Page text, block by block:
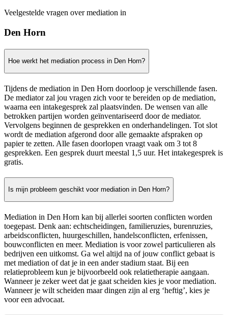
Veelgestelde vragen over mediation in
Den Horn
Hoe werkt het mediation process in Den Horn?
Tijdens de mediation in Den Horn doorloop je verschillende fasen.
De mediator zal jou vragen zich voor te bereiden op de mediation,
waarna een intakegesprek zal plaatsvinden. De wensen van alle
betrokken partijen worden geïnventariseerd door de mediator.
Vervolgens beginnen de gesprekken en onderhandelingen. Tot slot
wordt de mediation afgerond door alle gemaakte afspraken op
papier te zetten. Alle fasen doorlopen vraagt vaak om 3 tot 8
gesprekken. Een gesprek duurt meestal 1,5 uur. Het intakegesprek is
gratis.
Is mijn probleem geschikt voor mediation in Den Horn?
Mediation in Den Horn kan bij allerlei soorten conflicten worden
toegepast. Denk aan: echtscheidingen, familieruzies, burenruzies,
arbeidsconflicten, huurgeschillen, handelsconflicten, erfenissen,
bouwconflicten en meer. Mediation is voor zowel particulieren als
bedrijven een uitkomst. Ga wel altijd na of jouw conflict gebaat is
met mediation of dat je in een ander stadium staat. Bij een
relatieprobleem kun je bijvoorbeeld ook relatietherapie aangaan.
Wanneer je zeker weet dat je gaat scheiden kies je voor mediation.
Wanneer je wilt scheiden maar dingen zijn al erg ‘heftig’, kies je
voor een advocaat.